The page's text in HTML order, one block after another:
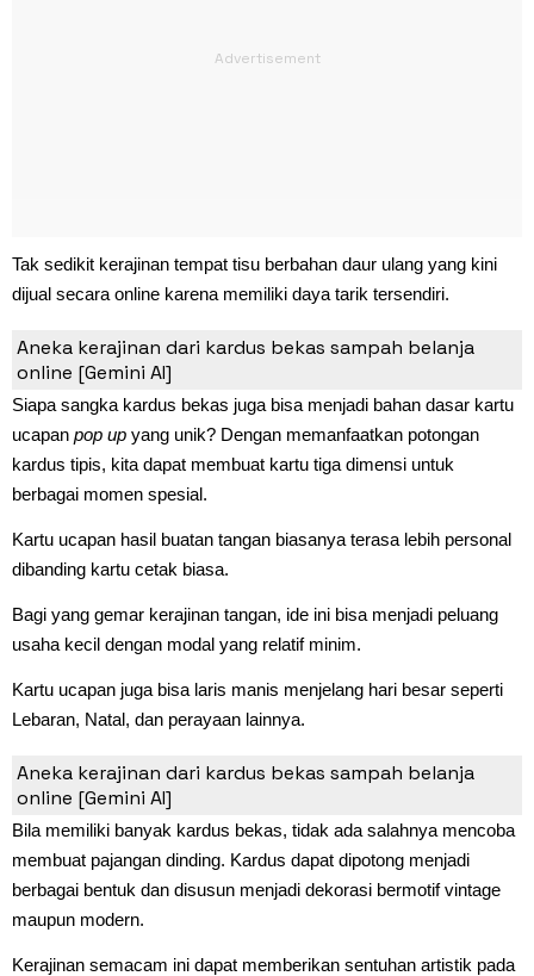
Tak sedikit kerajinan tempat tisu berbahan daur ulang yang kini
dijual secara online karena memiliki daya tarik tersendiri.
4. Kartu Ucapan Pop Up
Aneka kerajinan dari kardus bekas sampah belanja
online [Gemini AI]
Siapa sangka kardus bekas juga bisa menjadi bahan dasar kartu
ucapan pop up yang unik? Dengan memanfaatkan potongan
kardus tipis, kita dapat membuat kartu tiga dimensi untuk
berbagai momen spesial.
Kartu ucapan hasil buatan tangan biasanya terasa lebih personal
dibanding kartu cetak biasa.
Bagi yang gemar kerajinan tangan, ide ini bisa menjadi peluang
usaha kecil dengan modal yang relatif minim.
Kartu ucapan juga bisa laris manis menjelang hari besar seperti
Lebaran, Natal, dan perayaan lainnya.
5. Pajangan Dinding Estetik
Aneka kerajinan dari kardus bekas sampah belanja
online [Gemini AI]
Bila memiliki banyak kardus bekas, tidak ada salahnya mencoba
membuat pajangan dinding. Kardus dapat dipotong menjadi
berbagai bentuk dan disusun menjadi dekorasi bermotif vintage
maupun modern.
Kerajinan semacam ini dapat memberikan sentuhan artistik pada